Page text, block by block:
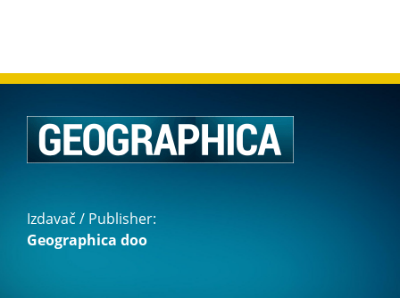
Izdavač / Publisher:
Geographica doo